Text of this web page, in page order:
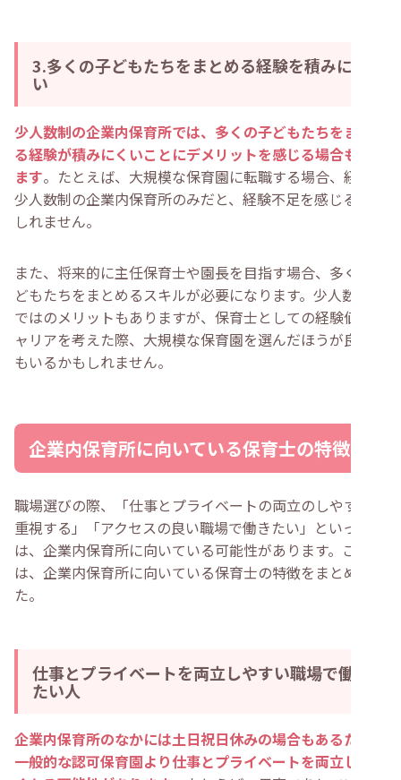
3.多くの子どもたちをまとめる経験を積みにく
い
少人数制の企業内保育所では、多くの子どもたちをまとめ
る経験が積みにくいことにデメリットを感じる場合もあり
ます。たとえば、大規模な保育園に転職する場合、経歴が
少人数制の企業内保育所のみだと、経験不足を感じるかも
しれません。
また、将来的に主任保育士や園長を目指す場合、多くの子
どもたちをまとめるスキルが必要になります。少人数なら
ではのメリットもありますが、保育士としての経験値やキ
ャリアを考えた際、大規模な保育園を選んだほうが良い方
もいるかもしれません。
企業内保育所に向いている保育士の特徴
職場選びの際、「仕事とプライベートの両立のしやすさを
重視する」「アクセスの良い職場で働きたい」といった方
は、企業内保育所に向いている可能性があります。ここで
は、企業内保育所に向いている保育士の特徴をまとめまし
た。
仕事とプライベートを両立しやすい職場で働き
たい人
企業内保育所のなかには土日祝日休みの場合もあるため、
一般的な認可保育園より仕事とプライベートを両立しやす